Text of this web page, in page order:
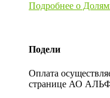
Подробнее о
Подели
Оплата
странице АО